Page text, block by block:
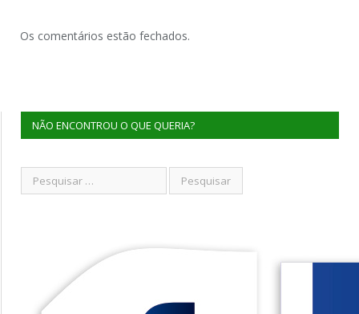
Os comentários estão fechados.
NÃO ENCONTROU O QUE QUERIA?